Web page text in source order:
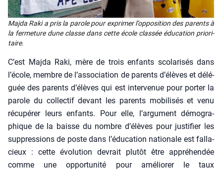
Maj­da Raki a pris la parole pour expri­mer l’op­po­si­tion des parents à
la fer­me­ture dune classe dans cette école clas­sée édu­ca­tion prio­ri­
taire.
C’est Maj­da Raki, mère de trois enfants sco­la­ri­sés dans
l’école, membre de l’association de parents d’élèves et délé­
guée des parents d’élèves qui est inter­ve­nue pour por­ter la
parole du col­lec­tif devant les parents mobi­li­sés et venu
récu­pé­rer leurs enfants. Pour elle, l’argument démo­gra­
phique de la baisse du nombre d’élèves pour jus­ti­fier les
sup­pres­sions de poste dans l’éducation natio­nale est fal­la­
cieux : cette évo­lu­tion devrait plu­tôt être appré­hen­dée
comme une oppor­tu­ni­té pour amé­lio­rer le taux